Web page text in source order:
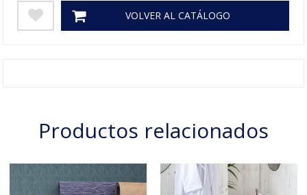
VOLVER AL CATÁLOGO
Productos relacionados